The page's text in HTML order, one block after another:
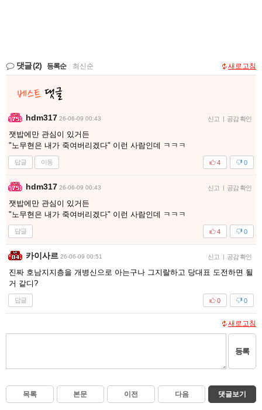
댓글(2) 등록순 최신순 새로고침
hdm317 26-06-09 00:43 신고 | 공감 확인
잿밥에만 관심이 있거든
"노무현은 내가 죽여버리겠다" 이런 사람인데 ㅋㅋㅋ
답글 이동 0
4
hdm317 26-06-09 00:43 신고 | 공감 확인
잿밥에만 관심이 있거든
"노무현은 내가 죽여버리겠다" 이런 사람인데 ㅋㅋㅋ
답글 0
4
카이사르 26-06-09 00:51 신고 | 공감 확인
진짜 호남지지층을 개병신으로 아는구나 그지랄하고 당대표 도전하면 될
거 같디?
답글 0
0
새로고침
등록
목록 본문 이전 다음 댓글보기